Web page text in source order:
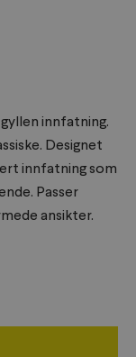
innfatning.
Designet
innfatning som
Passer
ansikter.